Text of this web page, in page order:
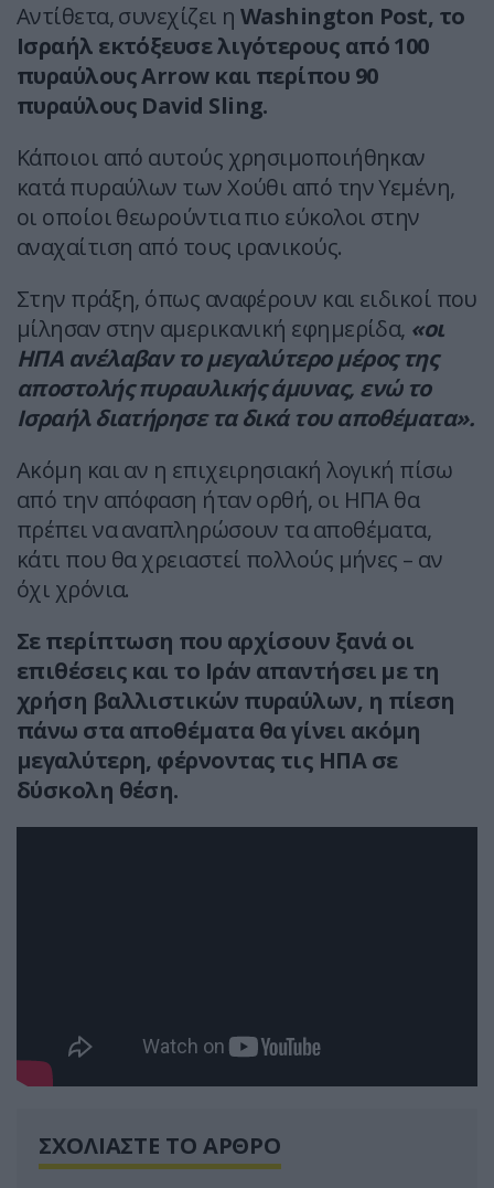
Αντίθετα, συνεχίζει η Washington Post, το
Ισραήλ εκτόξευσε λιγότερους από 100
πυραύλους Arrow και περίπου 90
πυραύλους David Sling.
Κάποιοι από αυτούς χρησιμοποιήθηκαν
κατά πυραύλων των Χούθι από την Υεμένη,
οι οποίοι θεωρούντια πιο εύκολοι στην
αναχαίτιση από τους ιρανικούς.
Στην πράξη, όπως αναφέρουν και ειδικοί που
μίλησαν στην αμερικανική εφημερίδα, «οι
ΗΠΑ ανέλαβαν το μεγαλύτερο μέρος της
αποστολής πυραυλικής άμυνας, ενώ το
Ισραήλ διατήρησε τα δικά του αποθέματα».
Ακόμη και αν η επιχειρησιακή λογική πίσω
από την απόφαση ήταν ορθή, οι ΗΠΑ θα
πρέπει να αναπληρώσουν τα αποθέματα,
κάτι που θα χρειαστεί πολλούς μήνες – αν
όχι χρόνια.
Σε περίπτωση που αρχίσουν ξανά οι
επιθέσεις και το Ιράν απαντήσει με τη
χρήση βαλλιστικών πυραύλων, η πίεση
πάνω στα αποθέματα θα γίνει ακόμη
μεγαλύτερη, φέρνοντας τις ΗΠΑ σε
δύσκολη θέση.
ΣΧΟΛΙΑΣΤΕ ΤΟ ΑΡΘΡΟ